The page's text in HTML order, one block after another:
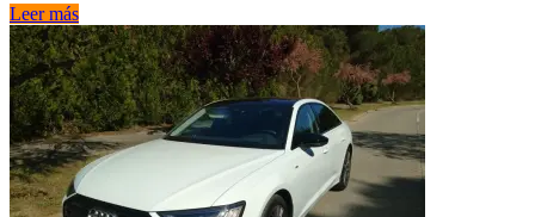
Os
presentamos
la
completa
gama
de
híbridos
enchufables
de
Volkswagen
Leer más